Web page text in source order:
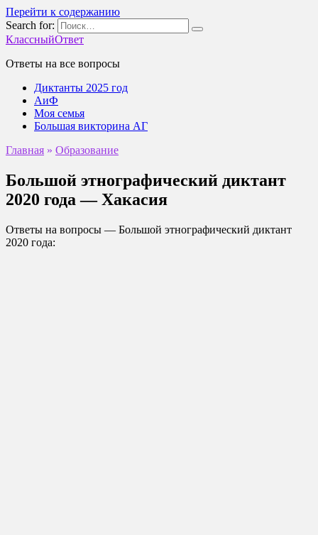
Перейти к содержанию
Search for:
КлассныйОтвет
Ответы на все вопросы
Диктанты 2025 год
АиФ
Моя семья
Большая викторина АГ
Главная » Образование
Большой этнографический диктант
2020 года — Хакасия
Ответы на вопросы — Большой этнографический диктант
2020 года: